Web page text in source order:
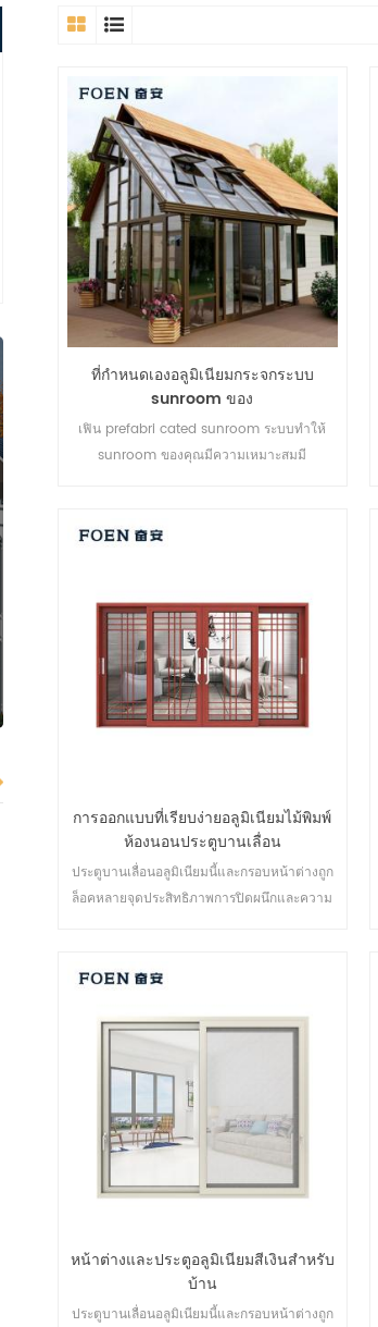
ที่กำหนดเองอลูมิเนียมกระจกระบบ
sunroom ของ
เฟิน prefabri cated sunroom ระบบทำให้
sunroom ของคุณมีความเหมาะสมมี
การออกแบบที่เรียบง่ายอลูมิเนียมไม้พิมพ์
ห้องนอนประตูบานเลื่อน
ประตูบานเลื่อนอลูมิเนียมนี้และกรอบหน้าต่างถูก
ล็อคหลายจุดประสิทธิภาพการปิดผนึกและความ
สถาปัตยกรรมที่แตกต่างกัน
หน้าต่างและประตูอลูมิเนียมสีเงินสำหรับ
บ้าน
ประตูบานเลื่อนอลูมิเนียมนี้และกรอบหน้าต่างถูก